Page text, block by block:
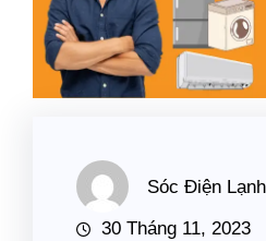
Sóc Điện Lạnh
30 Tháng 11, 2023